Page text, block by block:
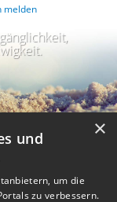
melden
×
und
um die
zu verbessern.